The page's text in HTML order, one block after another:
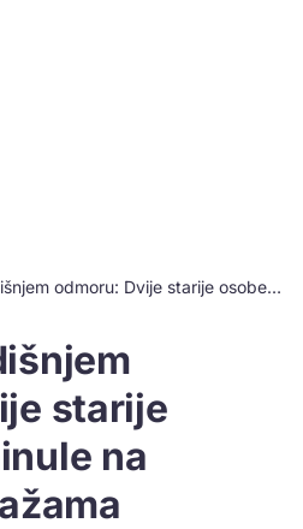
Smrt na godišnjem odmoru: Dvije starije osobe preminule na istarskim plažama
starije
na